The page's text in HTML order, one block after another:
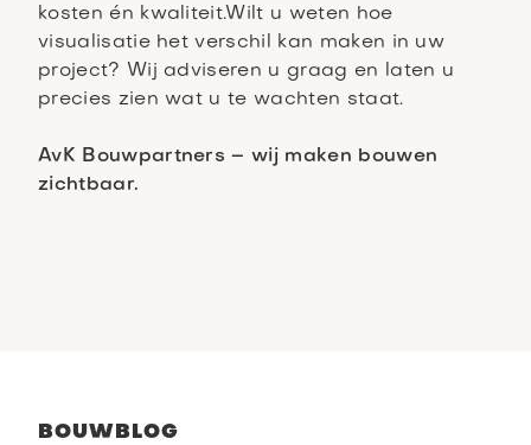
kosten én kwaliteit.Wilt u weten hoe
visualisatie het verschil kan maken in uw
project? Wij adviseren u graag en laten u
precies zien wat u te wachten staat.
AvK Bouwpartners – wij maken bouwen
zichtbaar.
BOUWBLOG